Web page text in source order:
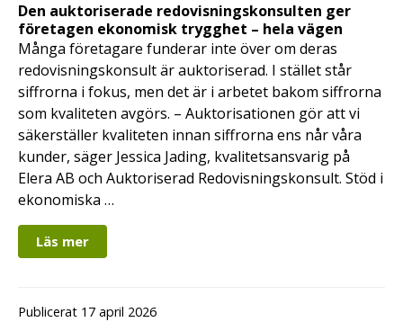
Den auktoriserade redovisningskonsulten ger
företagen ekonomisk trygghet – hela vägen
Många företagare funderar inte över om deras
redovisningskonsult är auktoriserad. I stället står
siffrorna i fokus, men det är i arbetet bakom siffrorna
som kvaliteten avgörs. – Auktorisationen gör att vi
säkerställer kvaliteten innan siffrorna ens når våra
kunder, säger Jessica Jading, kvalitetsansvarig på
Elera AB och Auktoriserad Redovisningskonsult. Stöd i
ekonomiska …
Läs mer
Publicerat 17 april 2026